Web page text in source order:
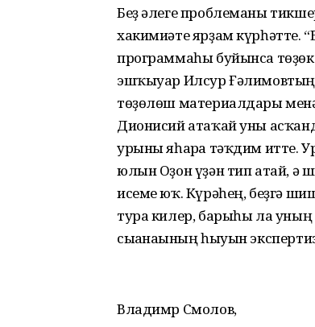
Беҙ әлеге проблеманы
хакимиәте ярҙам күрһәтте.
программаһы буйынса
эшҡыуар Илсур
төҙөлөш материалдары
Дионисий атаҡай уны
урыны яһарға тәҡдим итте.
юлын Оҙон үҙән тип атай, ә
исеме юҡ. Күрәһең, беҙгә
тура килер, барыһы ла
сығанағының һыуын
Владимр Смолов,